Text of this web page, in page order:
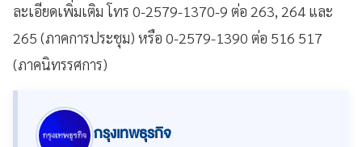
ละเอียดเพิ่มเติม โทร 0-2579-1370-9 ต่อ 263, 264 และ
265 (ภาคการประชุม) หรือ 0-2579-1390 ต่อ 516 517
(ภาคนิทรรศการ)
กรุงเทพธุรกิจ